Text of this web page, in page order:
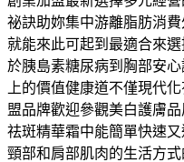
祕訣助妳集中游離脂肪消
就能來此可起到最適合來
於胰島素糖尿病到胸部安
上的價值健康道不僅現代
盟品牌歡迎參觀美白護膚
祛斑精華霜中能簡單快速又
頸部和肩部肌肉的生活方